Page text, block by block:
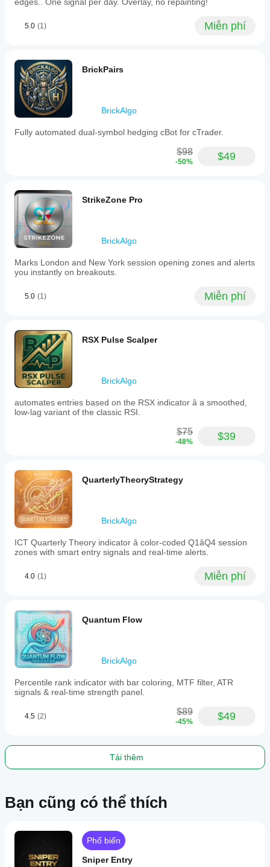
Confluence
mark
signal
levels
converge
across
timeframes.
Signals
generated
align
on
the
closed
bar,
ensuring
no
repainting.
Real-
include
notifications
with
duplicate
protection
and
configurable
The
indicator
special
access
rights
and
supports
UTC
timezone.
It
is
traders
layer
validated
reversal
signals
with
reduced
on
their
mục
Loại
Hình ảnh trực quan
5.0 (1) Miễn phí
BrickPairs
BrickAlgo
Fully automated dual-symbol hedging cBot for cTrader.
$98
-50% $49
StrikeZone Pro
BrickAlgo
Marks London and New York session opening zones and alerts
you instantly on breakouts.
5.0 (1) Miễn phí
RSX Pulse Scalper
BrickAlgo
automates entries based on the RSX indicator â a smoothed,
low-lag variant of the classic RSI.
$75
-48% $39
QuarterlyTheoryStrategy
BrickAlgo
ICT Quarterly Theory indicator â color-coded Q1âQ4 session
zones with smart entry signals and real-time alerts.
4.0 (1) Miễn phí
Quantum Flow
BrickAlgo
Percentile rank indicator with bar coloring, MTF filter, ATR
signals & real-time strength panel.
4.5 (2) $89
-45% $49
Tải thêm
Bạn cũng có thể thích
Phổ biến
Sniper Entry